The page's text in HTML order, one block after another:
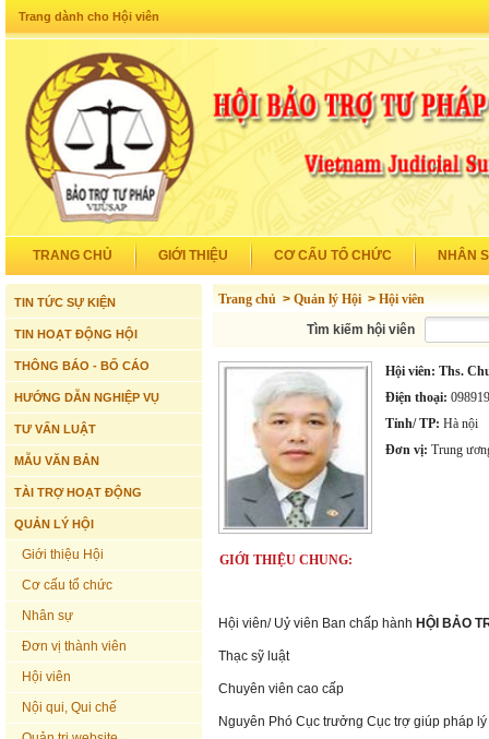
Trang dành cho Hội viên
TRANG CHỦ GIỚI THIỆU CƠ CẤU TỔ CHỨC NHÂN
TIN TỨC SỰ KIỆN
TIN HOẠT ĐỘNG HỘI
THÔNG BÁO - BỐ CÁO
HƯỚNG DẪN NGHIỆP VỤ
TƯ VẤN LUẬT
MẪU VĂN BẢN
TÀI TRỢ HOẠT ĐỘNG
QUẢN LÝ HỘI
Giới thiệu Hội
Cơ cấu tổ chức
Nhân sự
Đơn vị thành viên
Hội viên
Nội qui, Qui chế
Trang chủ > Quản lý Hội > Hội viên
Tìm kiếm hội viên
Hội viên: Ths.
Điện thoại:
Tỉnh/ TP: Hà nội
Đơn vị: Trung
GIỚI THIỆU CHUNG:
Hội viên/ Uỷ viên Ban chấp hành HỘI BẢO
Thạc sỹ luật
Chuyên viên cao cấp
Nguyên Phó Cục trưởng Cục trợ giúp pháp